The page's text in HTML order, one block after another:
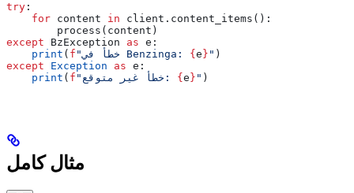
try :
    for
content in client.content_items():
        process(content)
except BzException as e:
    print
( f "خطأ في Benzinga: { e } " )
except Exception as e:
    print
( f "خطأ غير متوقع: { e } " )
مثال كامل